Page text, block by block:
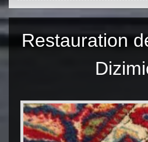
Restauration